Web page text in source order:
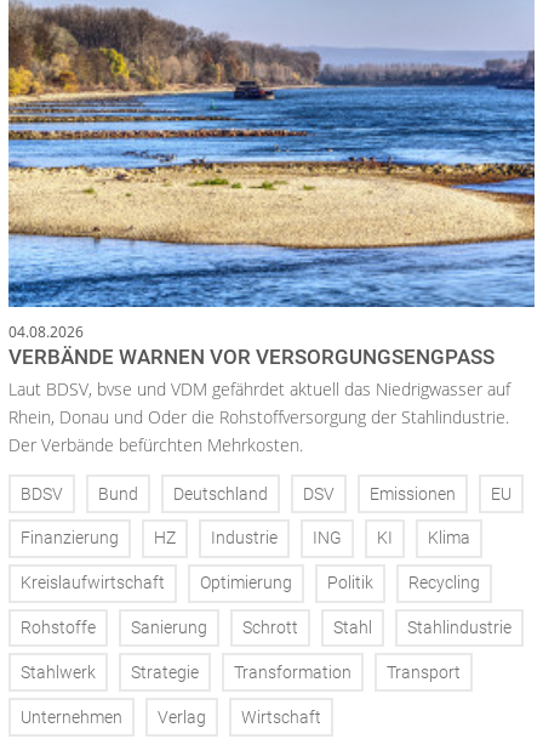
04.08.2026
VERBÄNDE WARNEN VOR VERSORGUNGSENGPASS
Laut BDSV, bvse und VDM gefährdet aktuell das Niedrigwasser auf
Rhein, Donau und Oder die Rohstoffversorgung der Stahlindustrie.
Der Verbände befürchten Mehrkosten.
BDSV Bund Deutschland DSV Emissionen EU
Finanzierung HZ Industrie ING KI Klima
Kreislaufwirtschaft Optimierung Politik Recycling
Rohstoffe Sanierung Schrott Stahl Stahlindustrie
Stahlwerk Strategie Transformation Transport
Unternehmen Verlag Wirtschaft